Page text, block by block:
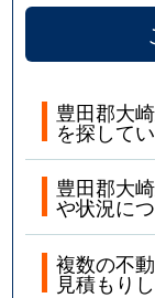
豊田郡大
を探して
豊田郡大
や状況に
複数の不
見積もり